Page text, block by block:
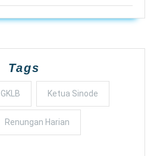
Tags
GKLB Ketua Sinode
Renungan Harian